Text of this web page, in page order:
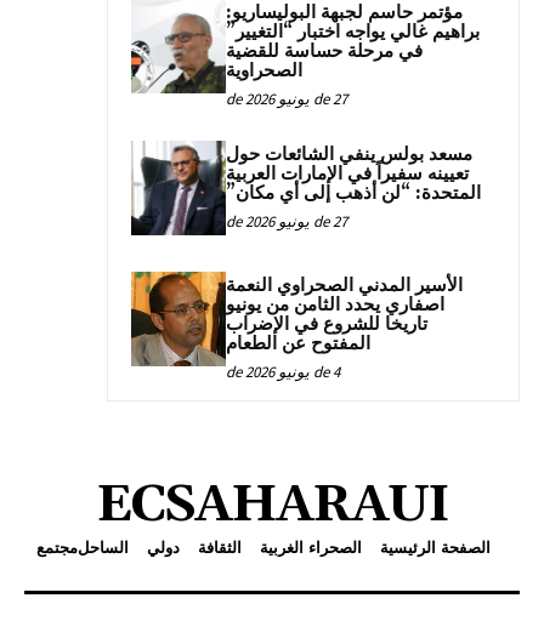
مؤتمر حاسم لجبهة البوليساريو:
براهيم غالي يواجه اختبار “التغيير”
في مرحلة حساسة للقضية
الصحراوية
27 de يونيو de 2026
مسعد بولس ينفي الشائعات حول
تعيينه سفيراً في الإمارات العربية
المتحدة: “لن أذهب إلى أي مكان”
27 de يونيو de 2026
الأسير المدني الصحراوي النعمة
اصفاري يحدد الثامن من يونيو
تاريخا للشروع في الإضراب
المفتوح عن الطعام
4 de يونيو de 2026
ECSAHARAUI
الصفحة الرئيسية الصحراء الغربية الثقافة دولي الساحلمجتمع